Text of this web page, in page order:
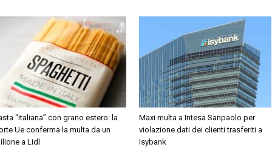
“italiana” con grano estero: la
Ue conferma la multa da un
a Lidl
Maxi multa a Intesa Sanpaolo per
violazione dati dei clienti trasferiti a
Isybank